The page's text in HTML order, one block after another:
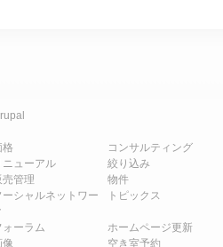
格 コンサルティング
ニューアル 絞り込み
売管理 物件
ーシャルネットワー
トピックス
ォーラム ホームページ更新
像 空き室予約